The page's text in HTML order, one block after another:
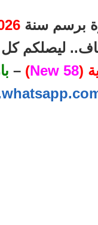
برسم سنة
ليصلكم
(
58 New
)
–